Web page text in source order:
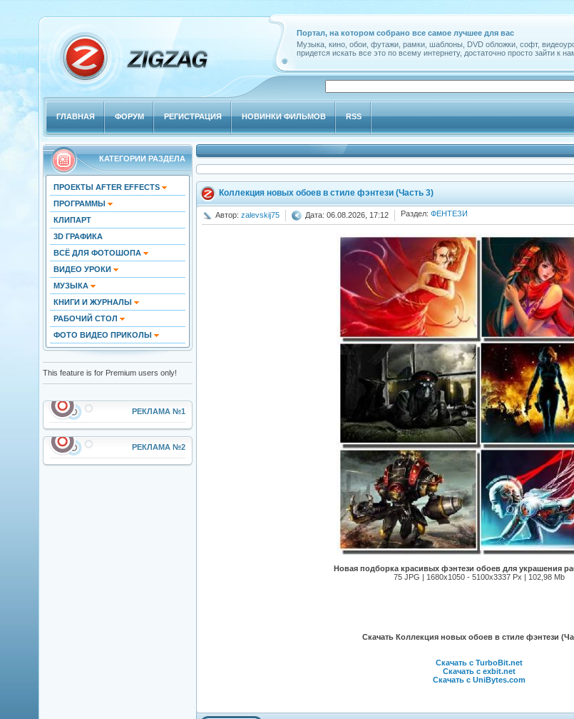
Портал, на котором собрано все самое лучшее для вас
Музыка, кино, обои, футажи, рамки, шаблоны, DVD обложки, софт,
придется искать все это по всему интернету, достаточно просто зайти к
ГЛАВНАЯ ФОРУМ РЕГИСТРАЦИЯ НОВИНКИ ФИЛЬМОВ RSS
КАТЕГОРИИ РАЗДЕЛА
ПРОЕКТЫ AFTER EFFECTS
ПРОГРАММЫ
КЛИПАРТ
3D ГРАФИКА
ВСЁ ДЛЯ ФОТОШОПА
ВИДЕО УРОКИ
МУЗЫКА
КНИГИ И ЖУРНАЛЫ
РАБОЧИЙ СТОЛ
ФОТО ВИДЕО ПРИКОЛЫ
This feature is for Premium users only!
РЕКЛАМА №1
РЕКЛАМА №2
Коллекция новых обоев в стиле фэнтези (Часть 3)
Автор: zalevskij75 Дата: 06.08.2026, 17:12 Раздел: ФЕНТЕЗИ
Новая подборка красивых фэнтези обоев для украшения
75 JPG | 1680х1050 - 5100х3337 Px | 102,98 Mb
Скачать Коллекция новых обоев в стиле фэнтези
Скачать с TurboBit.net
Скачать с exbit.net
Скачать с UniBytes.com